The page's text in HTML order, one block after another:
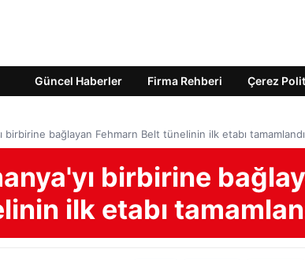
Güncel Haberler Firma Rehberi Çerez
birbirine bağlayan Fehmarn Belt tünelinin ilk etabı tamamlandı
birbirine
ilk etabı